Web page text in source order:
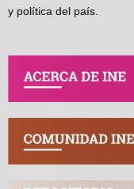
y política del país.